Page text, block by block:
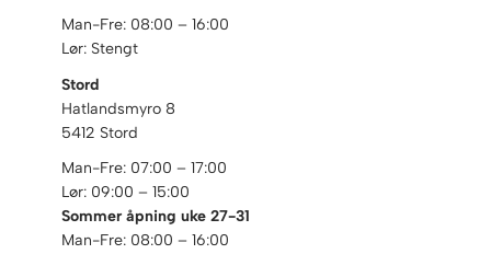
Man-Fre: 08:00 – 16:00
Lør: Stengt
Stord
Hatlandsmyro 8
5412 Stord
Man-Fre: 07:00 – 17:00
Lør: 09:00 – 15:00
Sommer åpning uke 27-31
Man-Fre: 08:00 – 16:00